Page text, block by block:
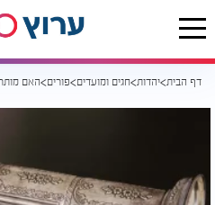
דף הבית יהדות חגים ומועדים פורים